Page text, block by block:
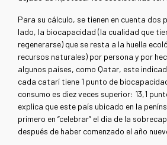
Para su cálculo, se tienen en cuenta dos
lado, la biocapacidad (la cualidad que
regenerarse) que se resta a la huella
recursos naturales) por persona y por
algunos países, como Qatar, este
cada catarí tiene 1 punto de
consumo es diez veces superior: 13,1
explica que este país ubicado en la
primero en “celebrar” el día de la
después de haber comenzado el año